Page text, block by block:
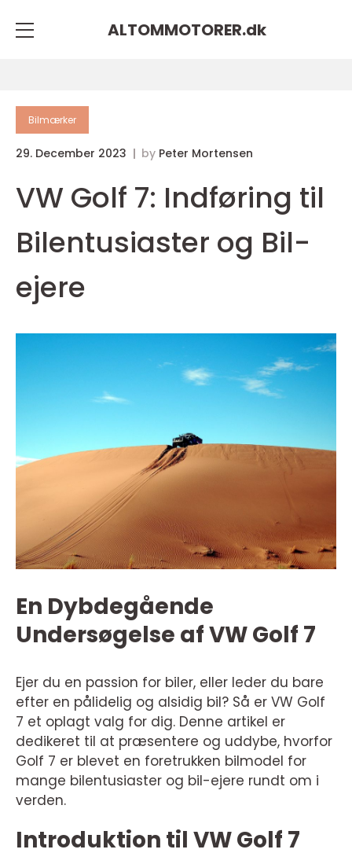
ALTOMMOTORER.dk
Bilmærker
29. December 2023 by Peter Mortensen
VW Golf 7: Indføring til
Bilentusiaster og Bil-
ejere
En Dybdegående
Undersøgelse af VW Golf 7
Ejer du en passion for biler, eller leder du bare
efter en pålidelig og alsidig bil? Så er VW Golf
7 et oplagt valg for dig. Denne artikel er
dedikeret til at præsentere og uddybe, hvorfor
Golf 7 er blevet en foretrukken bilmodel for
mange bilentusiaster og bil-ejere rundt om i
verden.
Introduktion til VW Golf 7